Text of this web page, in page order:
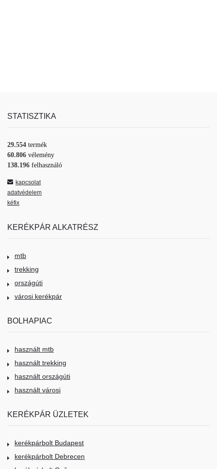
STATISZTIKA
29.554 termék
60.806 vélemény
138.196 felhasználó
kapcsolat
adatvédelem
kéfix
KERÉKPÁR ALKATRÉSZ
mtb
trekking
országúti
városi kerékpár
BOLHAPIAC
használt mtb
használt trekking
használt országúti
használt városi
KERÉKPÁR ÜZLETEK
kerékpárbolt Budapest
kerékpárbolt Debrecen